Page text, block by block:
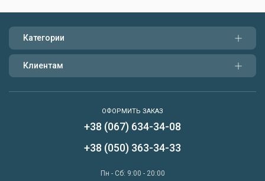
Категории
Клиентам
ОФОРМИТЬ ЗАКАЗ
+38 (067) 634-34-08
+38 (050) 363-34-33
Пн - Сб: 9:00 - 20:00